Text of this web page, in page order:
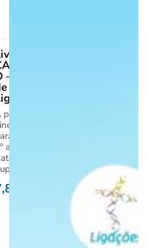
– No abraço
Jesus [2º –
proposta do
Ligações
a catequese do
ano. Livro do
+